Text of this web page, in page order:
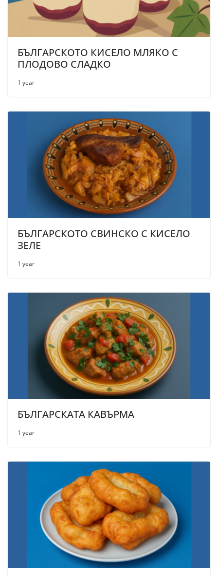
БЪЛГАРСКОТО КИСЕЛО МЛЯКО С
ПЛОДОВО СЛАДКО
1 year
БЪЛГАРСКОТО СВИНСКО С КИСЕЛО
ЗЕЛЕ
1 year
БЪЛГАРСКАТА КАВЪРМА
1 year